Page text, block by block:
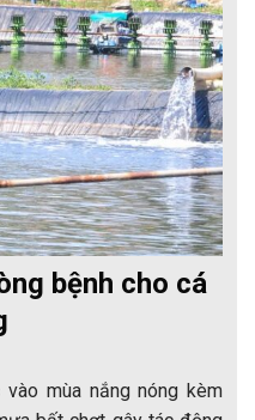
bệnh cho cá
mùa nắng nóng kèm